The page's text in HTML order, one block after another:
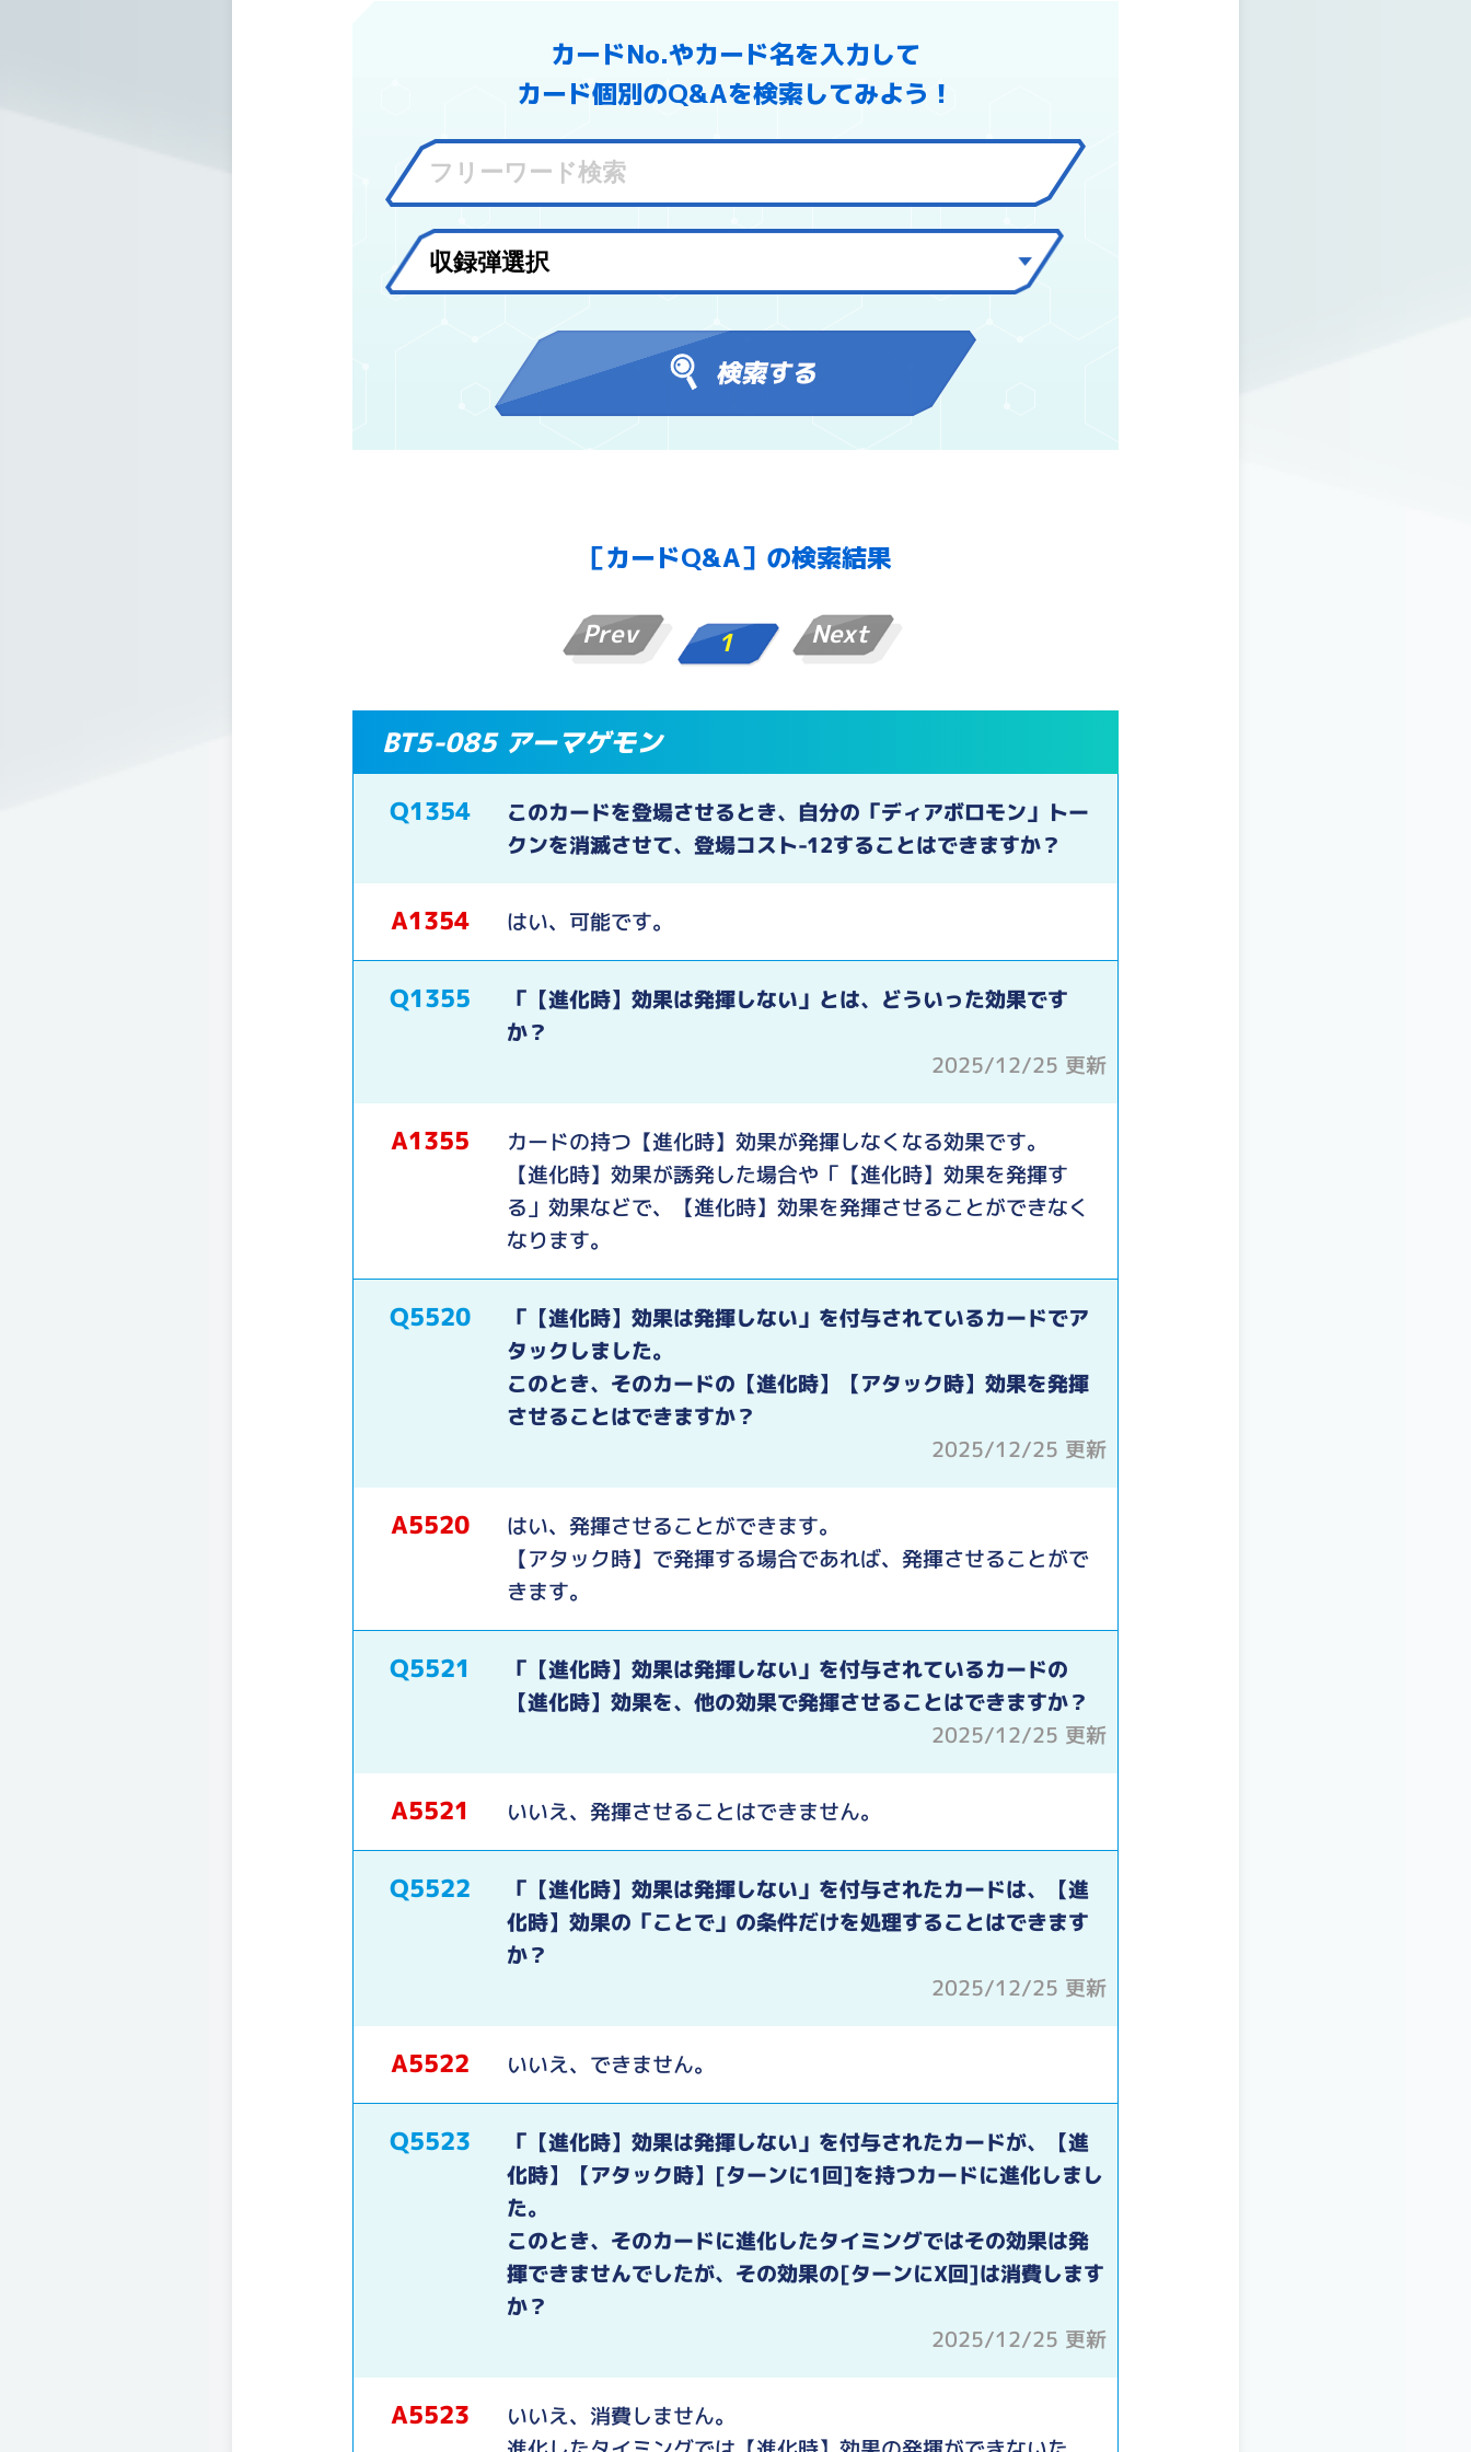
カードNo.やカード名を入力して
カード個別のQ&Aを検索してみよう！
［カードQ&A］の検索結果
Prev 1 Next
BT5-085 アーマゲモン
Q1354 このカードを登場させるとき、自分の「ディアボロモン」トー
クンを消滅させて、登場コスト-12することはできますか？
A1354 はい、可能です。
Q1355 「【進化時】効果は発揮しない」とは、どういった効果です
か？
2025/12/25 更新
A1355 カードの持つ【進化時】効果が発揮しなくなる効果です。
【進化時】効果が誘発した場合や「【進化時】効果を発揮す
る」効果などで、【進化時】効果を発揮させることができなく
なります。
Q5520 「【進化時】効果は発揮しない」を付与されているカードでア
タックしました。
このとき、そのカードの【進化時】【アタック時】効果を発揮
させることはできますか？
2025/12/25 更新
A5520 はい、発揮させることができます。
【アタック時】で発揮する場合であれば、発揮させることがで
きます。
Q5521 「【進化時】効果は発揮しない」を付与されているカードの
【進化時】効果を、他の効果で発揮させることはできますか？
2025/12/25 更新
A5521 いいえ、発揮させることはできません。
Q5522
「【進化時】効果は発揮しない」を付与されたカードは、【進
化時】効果の「ことで」の条件だけを処理することはできます
か？
2025/12/25 更新
A5522 いいえ、できません。
Q5523 「【進化時】効果は発揮しない」を付与されたカードが、【進
化時】【アタック時】[ターンに1回]を持つカードに進化しまし
た。
このとき、そのカードに進化したタイミングではその効果は発
揮できませんでしたが、その効果の[ターンにX回]は消費します
か？
2025/12/25 更新
A5523 いいえ、消費しません。